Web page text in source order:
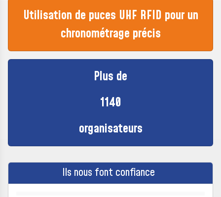
Utilisation de puces UHF RFID pour un
chronométrage précis
Plus de
1140
organisateurs
Ils nous font confiance